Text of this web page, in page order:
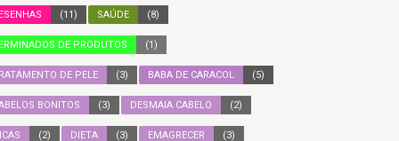
(11) SAÚDE (8)
DE PRODUTOS (1)
DE PELE (3) BABA DE CARACOL (5)
BONITOS (3) DESMAIA CABELO (2)
(2) DIETA (3) EMAGRECER (3)